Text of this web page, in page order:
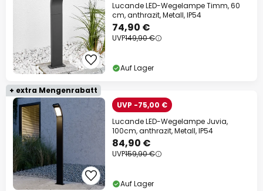
Lucande LED-Wegelampe Timm, 60
cm, anthrazit, Metall, IP54
74,90 €
UVP149,90 €
Auf Lager
+ extra Mengenrabatt
UVP -75,00 €
Lucande LED-Wegelampe Juvia,
100cm, anthrazit, Metall, IP54
84,90 €
UVP159,90 €
Auf Lager